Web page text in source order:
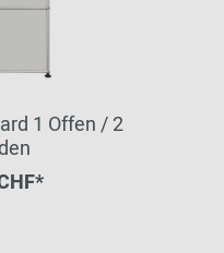
1 Offen / 2